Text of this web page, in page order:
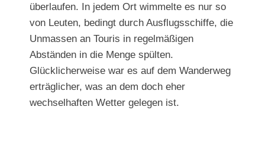
überlaufen. In jedem Ort wimmelte es nur so
von Leuten, bedingt durch Ausflugsschiffe, die
Unmassen an Touris in regelmäßigen
Abständen in die Menge spülten.
Glücklicherweise war es auf dem Wanderweg
erträglicher, was an dem doch eher
wechselhaften Wetter gelegen ist.